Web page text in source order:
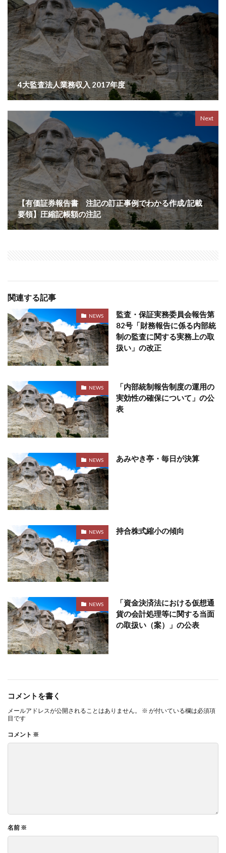
4大監査法人業務収入 2017年度
Next
【有価証券報告書 注記の訂正事例でわかる作成/記載
要領】圧縮記帳額の注記
関連する記事
NEWS
監査・保証実務委員会報告第
82号「財務報告に係る内部統
制の監査に関する実務上の取
扱い」の改正
NEWS
「内部統制報告制度の運用の
実効性の確保について」の公
表
NEWS あみやき亭・毎日が決算
NEWS 持合株式縮小の傾向
NEWS
「資金決済法における仮想通
貨の会計処理等に関する当面
の取扱い（案）」の公表
コメントを書く
メールアドレスが公開されることはありません。 ※ が付いている欄は必須項
目です
コメント ※
名前 ※